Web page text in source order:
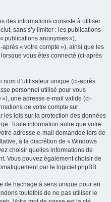
des informations consiste à utiliser
sans s’y limiter : les publications
publications anonymes »),
après « votre compte »), ainsi que les
vous êtes connecté (ci-après
nom d’utilisateur unique (ci-après
personnel utilisé pour vous
une adresse e-mail valide (ci-
de votre compte sur
les lois sur la protection des données
Toute information autre que votre
adresse e-mail demandée lors de
à la discrétion de « Windows
choisir quelles informations de
Vous pouvez également choisir de
par le logiciel phpBB.
de hachage à sens unique pour en
toutefois de ne pas utiliser le